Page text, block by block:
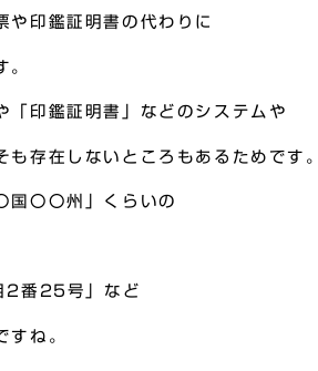
や印鑑証明書の代わりに
。
「印鑑証明書」などのシステムや
存在しないところもあるためです。
国〇〇州」くらいの
2番25号」など
すね。